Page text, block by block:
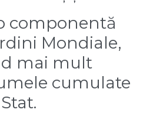
componentă
Mondiale,
mai mult
cumulate